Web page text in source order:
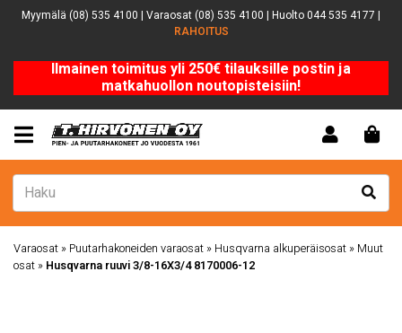
Myymälä (08) 535 4100 | Varaosat (08) 535 4100 | Huolto 044 535 4177 |
RAHOITUS
Ilmainen toimitus yli 250€ tilauksille postin ja
matkahuollon noutopisteisiin!
Varaosat » Puutarhakoneiden varaosat » Husqvarna alkuperäisosat » Muut
osat » Husqvarna ruuvi 3/8-16X3/4 8170006-12